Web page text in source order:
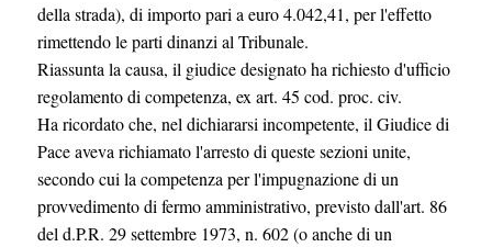
della strada), di importo pari a euro 4.042,41, per l'effetto
rimettendo le parti dinanzi al Tribunale.
Riassunta la causa, il giudice designato ha richiesto d'ufficio
regolamento di competenza, ex art. 45 cod. proc. civ.
Ha ricordato che, nel dichiararsi incompetente, il Giudice di
Pace aveva richiamato l'arresto di queste sezioni unite,
secondo cui la competenza per l'impugnazione di un
provvedimento di fermo amministrativo, previsto dall'art. 86
del d.P.R. 29 settembre 1973, n. 602 (o anche di un